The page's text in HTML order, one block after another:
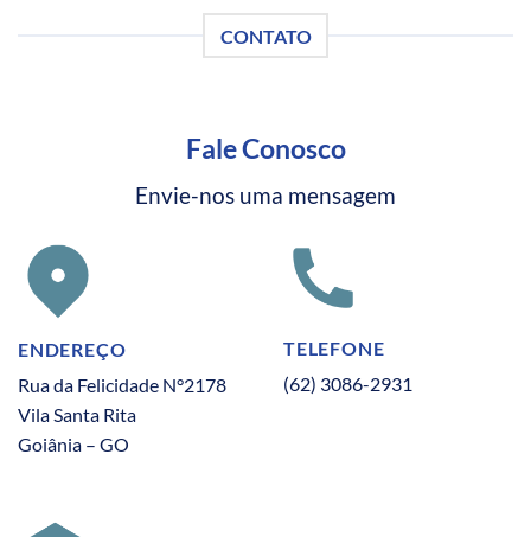
CONTATO
Fale Conosco
Envie-nos uma mensagem
ENDEREÇO
Rua da Felicidade N°2178
Vila Santa Rita
Goiânia – GO
TELEFONE
(62) 3086-2931